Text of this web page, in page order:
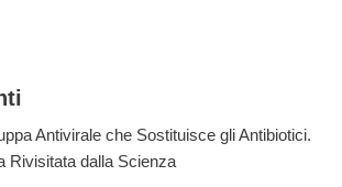
Antivirale che Sostituisce gli Antibiotici.
Rivisitata dalla Scienza